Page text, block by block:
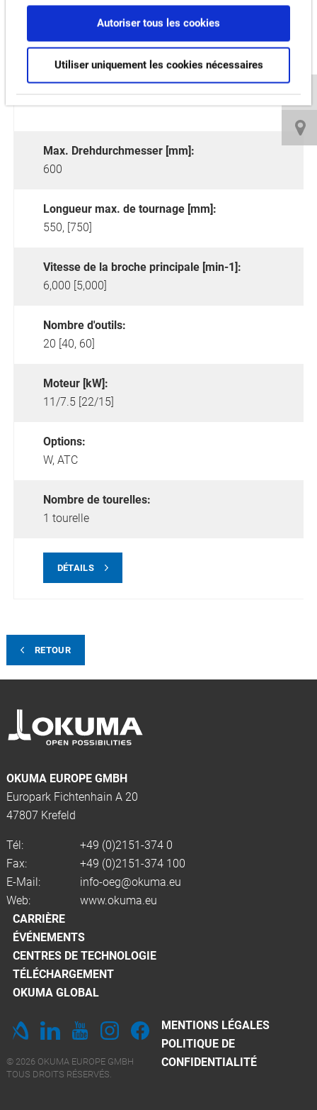
Autoriser tous les cookies
Utiliser uniquement les cookies nécessaires
Max. Drehdurchmesser [mm]:
600
Longueur max. de tournage [mm]:
550, [750]
Vitesse de la broche principale [min-1]:
6,000 [5,000]
Nombre d'outils:
20 [40, 60]
Moteur [kW]:
11/7.5 [22/15]
Options:
W, ATC
Nombre de tourelles:
1 tourelle
DÉTAILS
RETOUR
OKUMA EUROPE GMBH
Europark Fichtenhain A 20
47807 Krefeld
Tél:
+49 (0)2151-374 0
Fax:
+49 (0)2151-374 100
E-Mail:
info-oeg@okuma.eu
Web:
www.okuma.eu
CARRIÈRE
ÉVÉNEMENTS
CENTRES DE TECHNOLOGIE
TÉLÉCHARGEMENT
OKUMA GLOBAL
MENTIONS LÉGALES
POLITIQUE DE
CONFIDENTIALITÉ
© 2026 OKUMA EUROPE GMBH
TOUS DROITS RÉSERVÉS.